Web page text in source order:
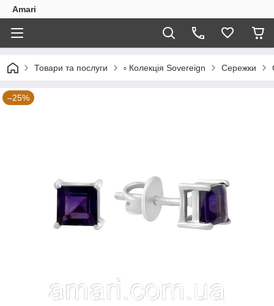
Amari
Товари та послуги ▫️ Колекція Sovereign Сережки
–25%